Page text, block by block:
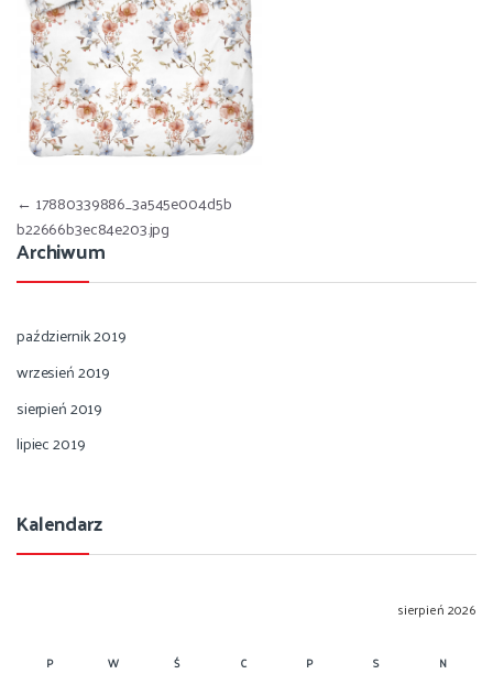
Nawigacja wpisu
← 17880339886_3a545e004d5b
b22666b3ec84e203.jpg
Archiwum
październik 2019
wrzesień 2019
sierpień 2019
lipiec 2019
Kalendarz
sierpień 2026
P W Ś C P S N